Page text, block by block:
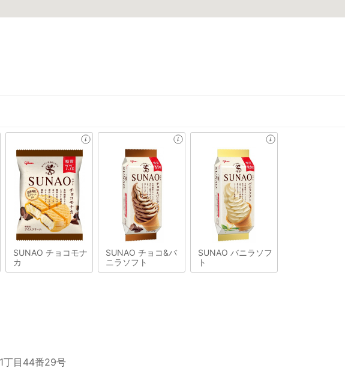
SUNAO チョコモナ
カ
SUNAO チョコ&バ
ニラソフト
SUNAO バニラソフ
ト
丁目44番29号